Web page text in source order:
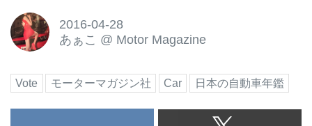
2016-04-28
あぁこ @ Motor Magazine
Vote モーターマガジン社 Car 日本の自動車年鑑